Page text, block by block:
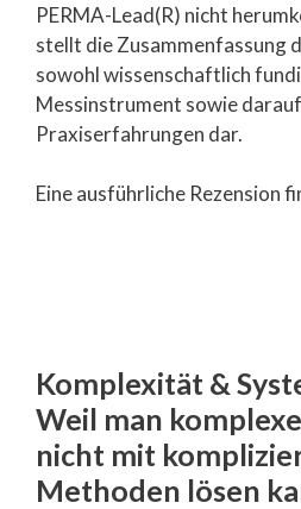
PERMA-Lead(R) nicht
stellt die Zusammenfassung
sowohl wissenschaftlich
Messinstrument sowie
Praxiserfahrungen dar.
Eine ausführliche Rezension
Komplexität &
Weil man
nicht mit
Methoden lösen